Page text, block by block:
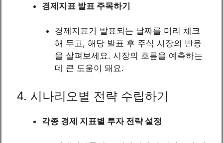
경제지표 발표 주목하기
경제지표가 발표되는 날짜를 미리 체크
해 두고, 해당 발표 후 주식 시장의 반응
을 살펴보세요. 시장의 흐름을 예측하는
데 큰 도움이 돼요.
4. 시나리오별 전략 수립하기
각종 경제 지표별 투자 전략 설정